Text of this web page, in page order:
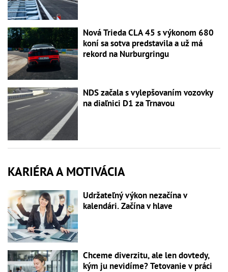
Nová Trieda CLA 45 s výkonom 680
koní sa sotva predstavila a už má
rekord na Nurburgringu
NDS začala s vylepšovaním vozovky
na diaľnici D1 za Trnavou
KARIÉRA A MOTIVÁCIA
Udržateľný výkon nezačína v
kalendári. Začína v hlave
Chceme diverzitu, ale len dovtedy,
kým ju nevidíme? Tetovanie v práci